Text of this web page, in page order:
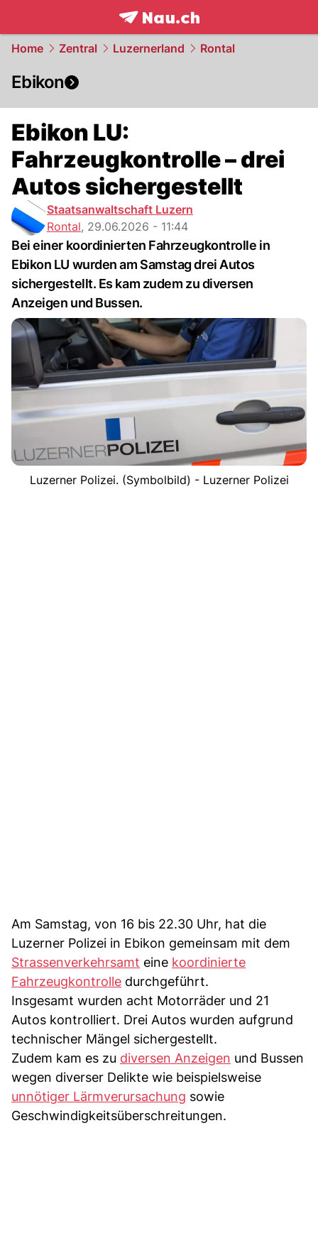
frontpage.NAU.ch
Home Zentral Luzernerland Rontal
Ebikon
Ebikon LU:
Fahrzeugkontrolle – drei
Autos sichergestellt
Staatsanwaltschaft Luzern
Rontal, 29.06.2026 - 11:44
Bei einer koordinierten Fahrzeugkontrolle in
Ebikon LU wurden am Samstag drei Autos
sichergestellt. Es kam zudem zu diversen
Anzeigen und Bussen.
Luzerner Polizei. (Symbolbild) - Luzerner Polizei
Am Samstag, von 16 bis 22.30 Uhr, hat die
Luzerner Polizei in Ebikon gemeinsam mit dem
Strassenverkehrsamt eine koordinierte
Fahrzeugkontrolle durchgeführt.
Insgesamt wurden acht Motorräder und 21
Autos kontrolliert. Drei Autos wurden aufgrund
technischer Mängel sichergestellt.
Zudem kam es zu diversen Anzeigen und Bussen
wegen diverser Delikte wie beispielsweise
unnötiger Lärmverursachung sowie
Geschwindigkeitsüberschreitungen.